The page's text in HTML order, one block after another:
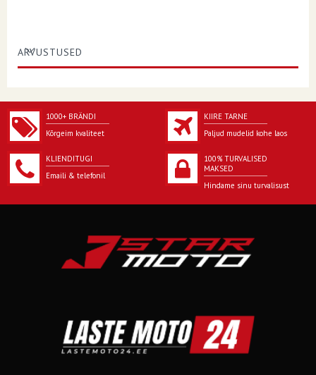
ARVUSTUSED
1000+ BRÄNDI
Kõrgeim kvaliteet
KIIRE TARNE
Paljud mudelid kohe laos
KLIENDITUGI
Emaili & telefonil
100% TURVALISED
MAKSED
Hindame sinu turvalisust